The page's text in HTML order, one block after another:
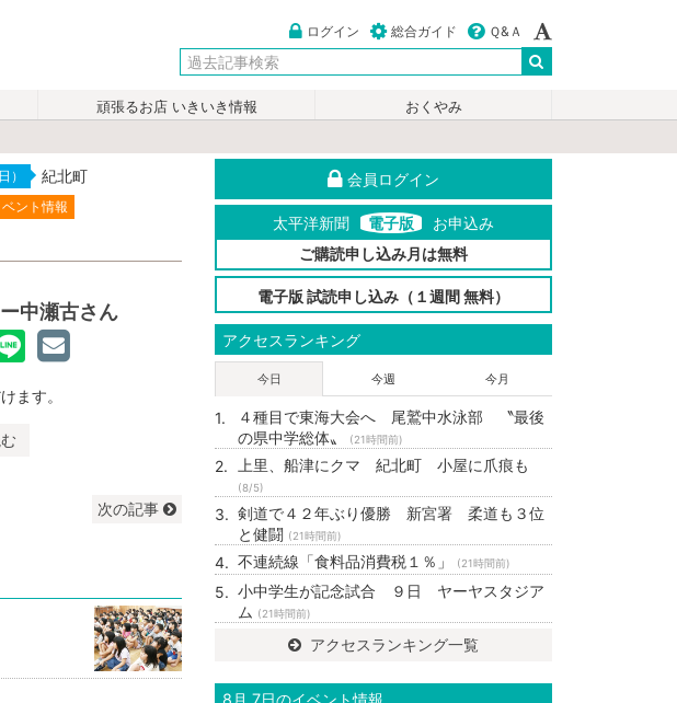
ログイン 総合ガイド Ｑ&Ａ
頑張るお店 いきいき情報
おくやみ
） 紀北町
ベント情報
中瀬古さん
ます。
次の記事
会員ログイン
太平洋新聞 電子版
お申込み
ご購読申し込み月は無料
電子版 試読申し込み（１週間 無料）
アクセスランキング
今日 今週 今月
４種目で東海大会へ 尾鷲中水泳部 〝最後
の県中学総体〟
(21時間前)
上里、船津にクマ 紀北町 小屋に爪痕も
(8/5)
剣道で４２年ぶり優勝 新宮署 柔道も３位
と健闘 (21時間前)
不連続線「食料品消費税１％」 (21時間前)
小中学生が記念試合 ９日 ヤーヤスタジア
ム
(21時間前)
アクセスランキング一覧
8月 7日のイベント情報